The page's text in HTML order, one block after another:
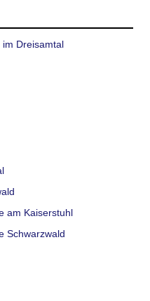
Dreisamtal
am Kaiserstuhl
Schwarzwald